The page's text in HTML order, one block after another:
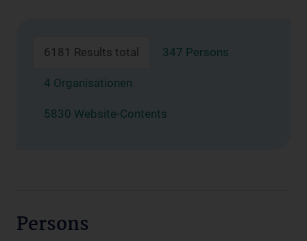
6181 Results total 347 Persons
4 Organisationen
5830 Website-Contents
Persons